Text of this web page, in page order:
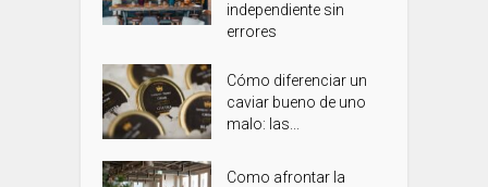
independiente sin
errores
Cómo diferenciar un
caviar bueno de uno
malo: las...
Como afrontar la